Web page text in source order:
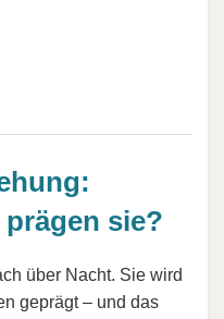
sie?
über Nacht. Sie wird
geprägt – und das